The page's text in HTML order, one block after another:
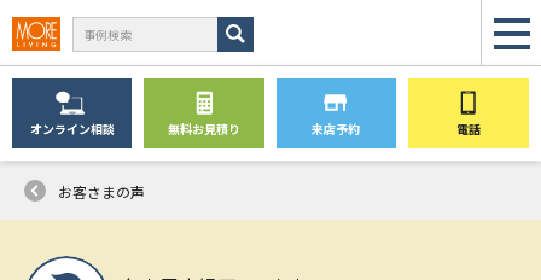
オンライン相談 無料お見積り 来店予約 電話
お客さまの声